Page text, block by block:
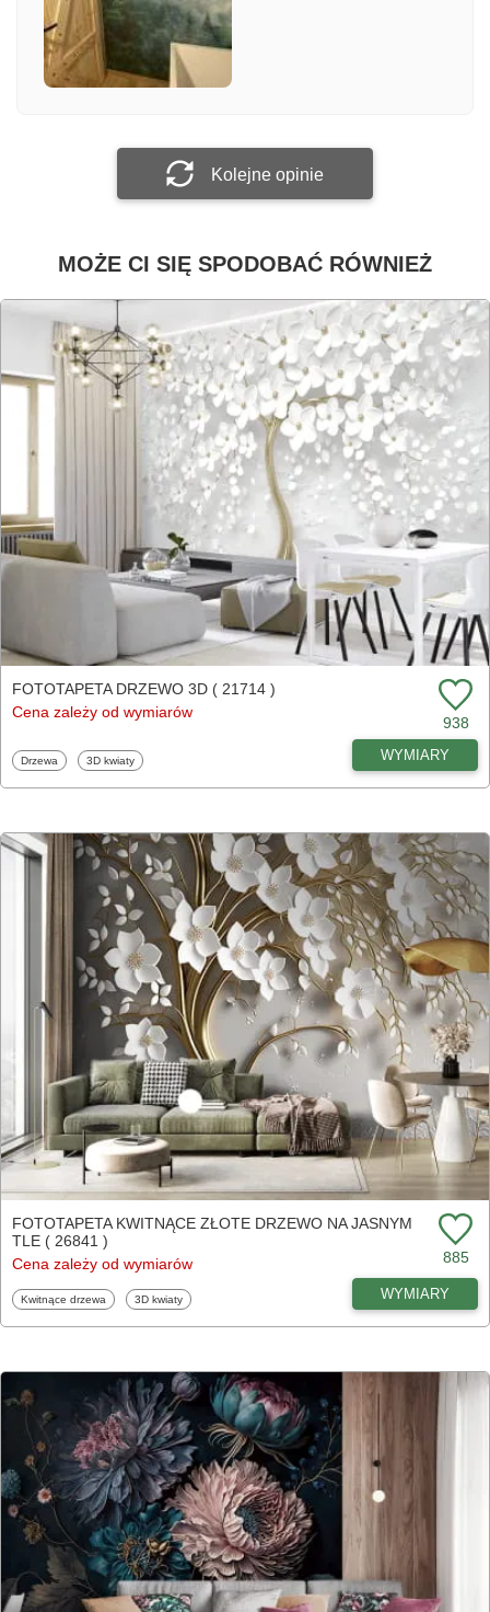
Załącz zdjęcie
Kolejne opinie
MOŻE CI SIĘ SPODOBAĆ RÓWNIEŻ
FOTOTAPETA DRZEWO 3D ( 21714 )
Cena zależy od wymiarów
938
Fototapety
Drzewa Fototapety
3D kwiaty WYMIARY
FOTOTAPETA KWITNĄCE ZŁOTE DRZEWO NA JASNYM
TLE ( 26841 )
Cena zależy od wymiarów
885
Fototapety
Kwitnące drzewa Fototapety
3D kwiaty WYMIARY